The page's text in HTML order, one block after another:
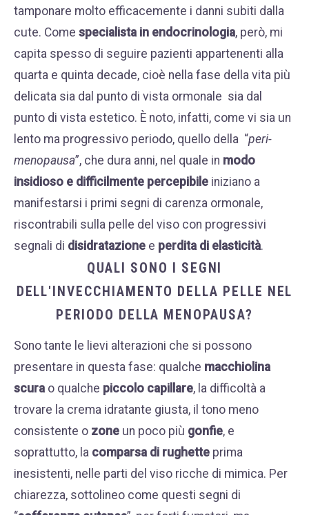
tamponare molto efficacemente i danni subiti dalla
cute. Come specialista in endocrinologia, però, mi
capita spesso di seguire pazienti appartenenti alla
quarta e quinta decade, cioè nella fase della vita più
delicata sia dal punto di vista ormonale sia dal
punto di vista estetico. È noto, infatti, come vi sia un
lento ma progressivo periodo, quello della “peri-
menopausa”, che dura anni, nel quale in modo
insidioso e difficilmente percepibile iniziano a
manifestarsi i primi segni di carenza ormonale,
riscontrabili sulla pelle del viso con progressivi
segnali di disidratazione e perdita di elasticità
QUALI SONO I SEGNI
DELL'INVECCHIAMENTO DELLA PELLE NEL
PERIODO DELLA MENOPAUSA?
Sono tante le lievi alterazioni che si possono
presentare in questa fase: qualche macchiolina
scura o qualche piccolo capillare, la difficoltà a
trovare la crema idratante giusta, il tono meno
consistente o zone un poco più gonfie, e
soprattutto, la comparsa di rughette prima
inesistenti, nelle parti del viso ricche di mimica. Per
chiarezza, sottolineo come questi segni di